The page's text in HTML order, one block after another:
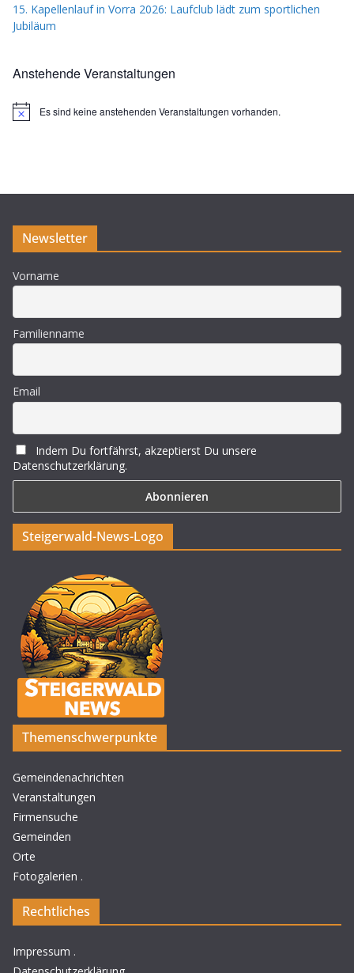
15. Kapellenlauf in Vorra 2026: Laufclub lädt zum sportlichen
Jubiläum
Anstehende Veranstaltungen
H
s
Es sind keine anstehenden Veranstaltungen vorhanden.
Newsletter
Vorname
Familienname
Email
Indem Du fortfährst, akzeptierst Du unsere
Datenschutzerklärung.
Steigerwald-News-Logo
Themenschwerpunkte
Gemeindenachrichten
Veranstaltungen
Firmensuche
Gemeinden
Orte
Fotogalerien .
Rechtliches
Impressum .